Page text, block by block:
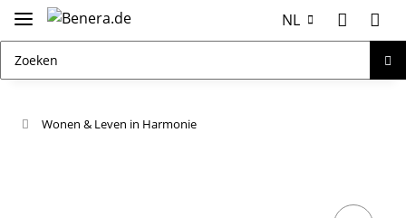
NL
Wonen & Leven in Harmonie